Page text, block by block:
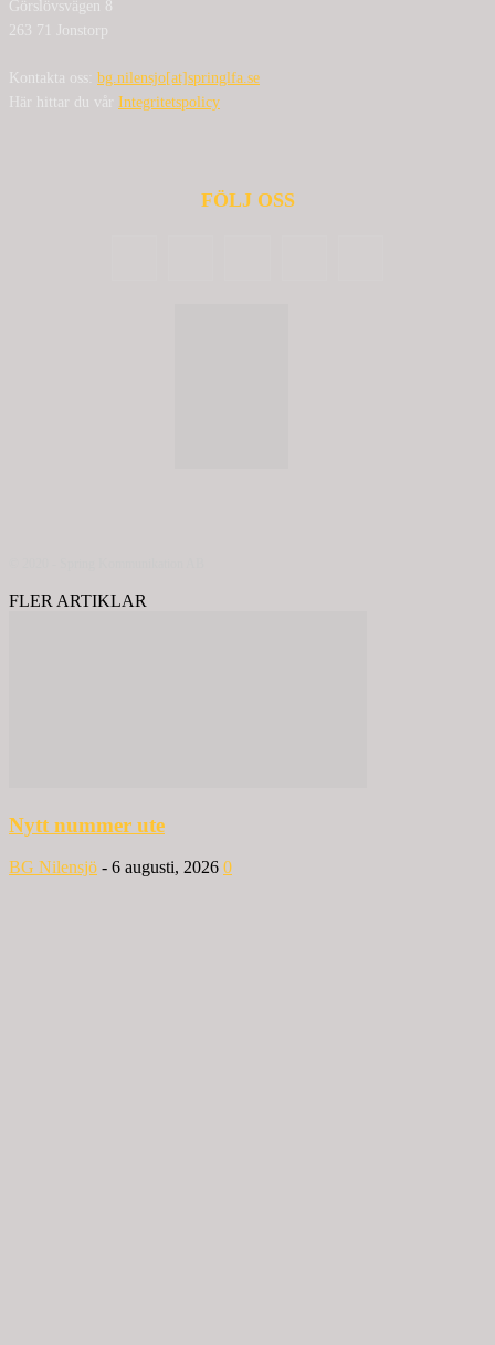
Görslövsvägen 8
263 71 Jonstorp
Kontakta oss: bg.nilensjo[at]springlfa.se
Här hittar du vår Integritetspolicy
FÖLJ OSS
FLER ARTIKLAR
Nytt nummer ute
BG Nilensjö - 6 augusti, 2026 0